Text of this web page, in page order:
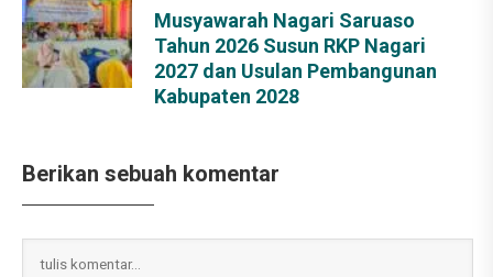
Musyawarah Nagari Saruaso
Tahun 2026 Susun RKP Nagari
2027 dan Usulan Pembangunan
Kabupaten 2028
Berikan sebuah komentar